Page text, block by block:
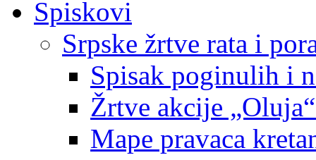
Spiskovi
Srpske žrtve rata i
Spisak poginulih i
Žrtve akcije
Mape pravaca